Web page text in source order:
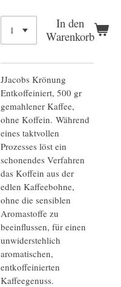
In den
Warenkorb
JJacobs Krönung
Entkoffeiniert, 500 gr
gemahlener Kaffee,
ohne Koffein. Während
eines taktvollen
Prozesses löst ein
schonendes Verfahren
das Koffein aus der
edlen Kaffeebohne,
ohne die sensiblen
Aromastoffe zu
beeinflussen, für einen
unwiderstehlich
aromatischen,
entkoffeinierten
Kaffeegenuss.